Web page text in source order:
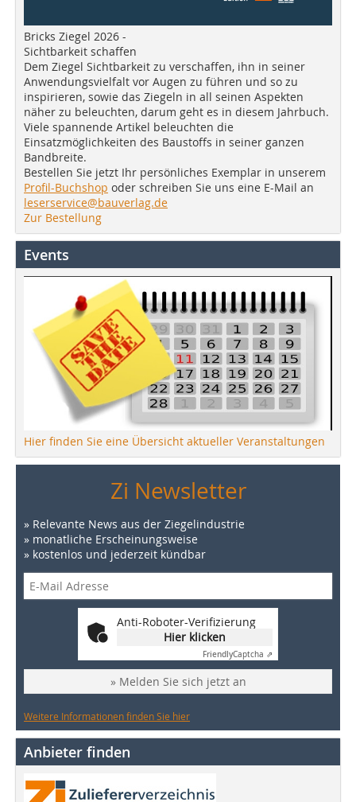
Bricks Ziegel 2026 -
Sichtbarkeit schaffen
Dem Ziegel Sichtbarkeit zu verschaffen, ihn in seiner
Anwendungsvielfalt vor Augen zu führen und so zu
inspirieren, sowie das Ziegeln in all seinen Aspekten
näher zu beleuchten, darum geht es in diesem Jahrbuch.
Viele spannende Artikel beleuchten die
Einsatzmöglichkeiten des Baustoffs in seiner ganzen
Bandbreite.
Bestellen Sie jetzt Ihr persönliches Exemplar in unserem
Profil-Buchshop oder schreiben Sie uns eine E-Mail an
leserservice@bauverlag.de
Zur Bestellung
Events
Hier finden Sie eine Übersicht aktueller Veranstaltungen
Zi Newsletter
» Relevante News aus der Ziegelindustrie
» monatliche Erscheinungsweise
» kostenlos und jederzeit kündbar
Anti-Roboter-Verifizierung
Hier klicken
FriendlyCaptcha ⇗
» Melden Sie sich jetzt an
Weitere Informationen finden Sie hier
Anbieter finden